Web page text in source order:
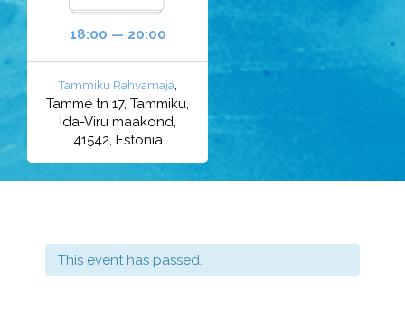
18:00 — 20:00
Tammiku Rahvamaja,
Tamme tn 17, Tammiku,
Ida-Viru maakond,
41542, Estonia
This event has passed.